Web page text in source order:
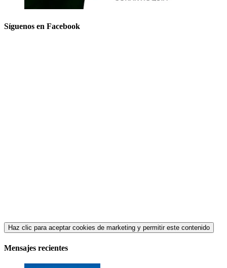
Síguenos en Facebook
Haz clic para aceptar cookies de marketing y permitir este contenido
Mensajes recientes